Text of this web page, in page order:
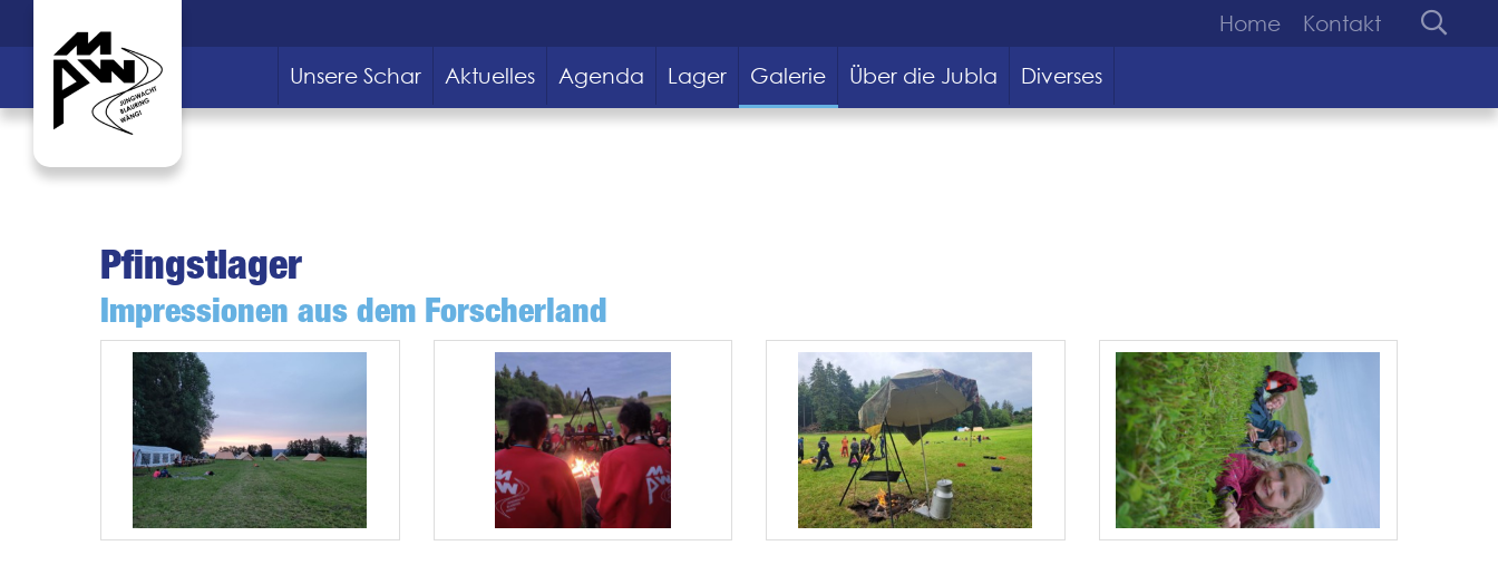
Home Kontakt
Unsere Schar Aktuelles Agenda Lager Galerie Über die Jubla Diverses
Pfingstlager
Impressionen aus dem Forscherland